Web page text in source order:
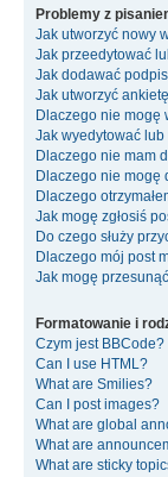
Problemy z
Jak utworzyć nowy
Jak przeedytować
Jak dodawać
Jak utworzyć
Dlaczego nie mogę
Jak wyedytować
Dlaczego nie mam
Dlaczego nie mogę
Dlaczego
Jak mogę zgłosiś
Do czego służy
Dlaczego mój post
Jak mogę
Formatowanie i
Czym jest BBCode?
Can I use HTML?
What are Smilies?
Can I post images?
What are global
What are
What are sticky